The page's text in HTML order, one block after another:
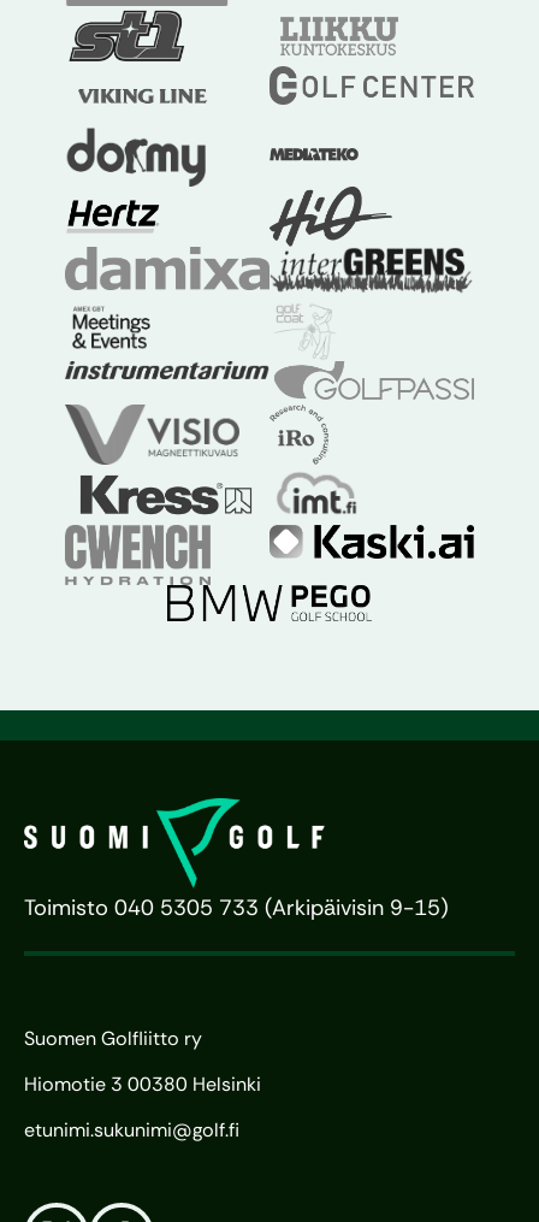
Toimisto 040 5305 733 (Arkipäivisin 9-15)
Suomen Golfliitto ry
Hiomotie 3 00380 Helsinki
etunimi.sukunimi@golf.fi